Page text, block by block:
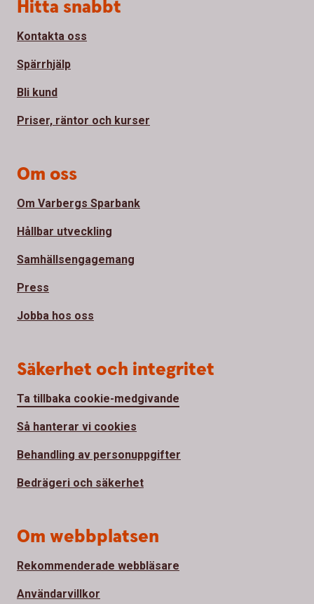
Hitta snabbt
Kontakta oss
Spärrhjälp
Bli kund
Priser, räntor och kurser
Om oss
Om Varbergs Sparbank
Hållbar utveckling
Samhällsengagemang
Press
Jobba hos oss
Säkerhet och integritet
Ta tillbaka cookie-medgivande
Så hanterar vi cookies
Behandling av personuppgifter
Bedrägeri och säkerhet
Om webbplatsen
Rekommenderade webbläsare
Användarvillkor